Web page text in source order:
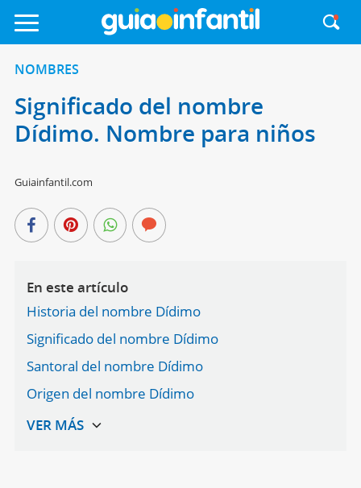
NOMBRES
Significado del nombre
Dídimo. Nombre para niños
Guiainfantil.com
En este artículo
Historia del nombre Dídimo
Significado del nombre Dídimo
Santoral del nombre Dídimo
Origen del nombre Dídimo